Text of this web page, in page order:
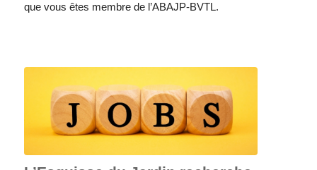
que vous êtes membre de l’ABAJP-BVTL.